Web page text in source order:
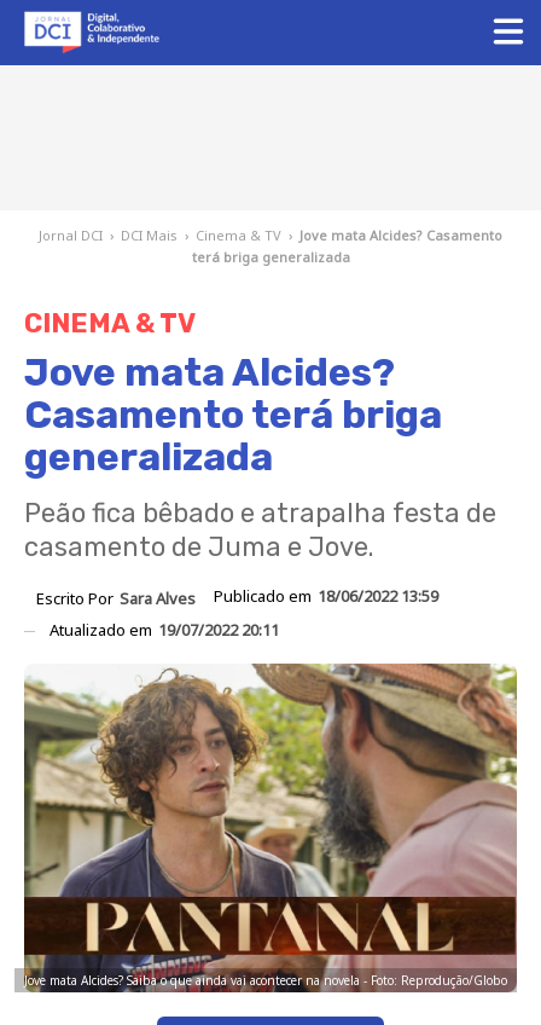
Jornal DCI › DCI Mais › Cinema & TV › Jove mata Alcides? Casamento
terá briga generalizada
CINEMA & TV
Jove mata Alcides?
Casamento terá briga
generalizada
Peão fica bêbado e atrapalha festa de
casamento de Juma e Jove.
Escrito Por Sara Alves Publicado em 18/06/2022 13:59
Atualizado em 19/07/2022 20:11
Jove mata Alcides? Saiba o que ainda vai acontecer na novela - Foto: Reprodução/Globo